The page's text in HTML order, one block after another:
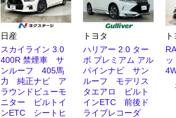
日産
スカイライン 3.0
400R 禁煙車 サ
ンルーフ 405馬
力 純正ナビ ア
ラウンドビューモ
ニター ビルトイ
ンETC シートヒ
トヨタ
ハリアー 2.0 ター
ボ プレミアム アル
パインナビ サン
ルーフ モデリス
タエアロ ビルト
インETC 前後ド
ライブレコーダ